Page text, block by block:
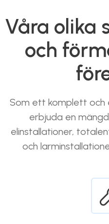
Våra olika
och
Som ett komplett
erbjuda en
elinstallationer,
och